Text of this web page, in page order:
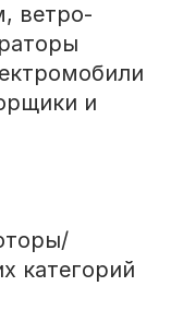
ветро-
и
категорий